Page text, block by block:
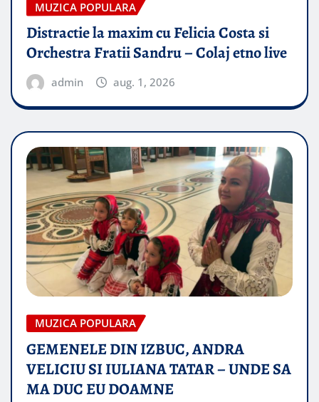
MUZICA POPULARA
Distractie la maxim cu Felicia Costa si
Orchestra Fratii Sandru – Colaj etno live
admin aug. 1, 2026
MUZICA POPULARA
GEMENELE DIN IZBUC, ANDRA
VELICIU SI IULIANA TATAR – UNDE SA
MA DUC EU DOAMNE